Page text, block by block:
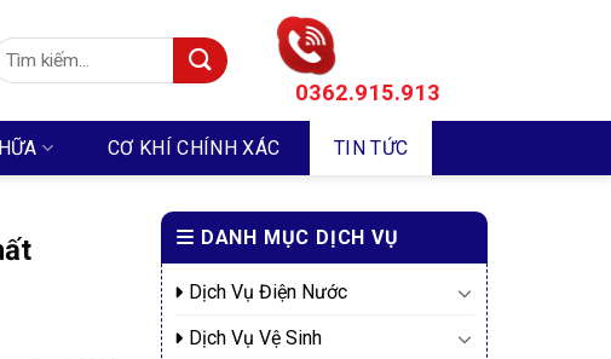
0362.915.913
CƠ KHÍ CHÍNH XÁC TIN TỨC
DANH MỤC DỊCH VỤ
Dịch Vụ Điện Nước
Dịch Vụ Vệ Sinh